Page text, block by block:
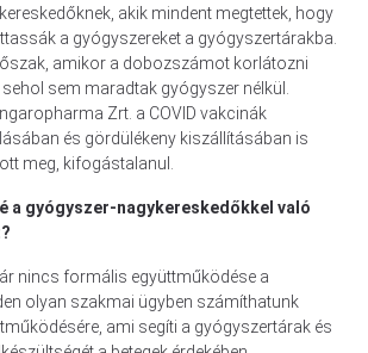
akik mindent megtettek, hogy
a gyógyszereket a gyógyszertárakba.
amikor a dobozszámot korlátozni
sehol sem maradtak gyógyszer nélkül.
Zrt. a COVID vakcinák
és gördülékeny kiszállításában is
meg, kifogástalanul.
a gyógyszer-nagykereskedőkkel való
nincs formális együttműködése a
olyan szakmai ügyben számíthatunk
ami segíti a gyógyszertárak és